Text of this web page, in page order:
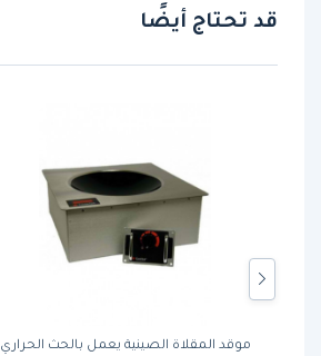
قد تحتاج أيضًا
موقد المقلاة الصينية يعمل بالحث الحراري